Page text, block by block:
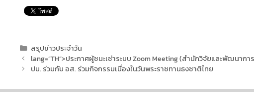
สรุปข่าวประจำวัน
lang=”TH”>ประกาศผู้ชนะเช่าระบบ Zoom Meeting (สำนักวิจัยและพัฒนากา
ปม. ร่วมกับ อส. ร่วมกิจกรรมเนื่องในวันพระราชทานธงชาติไทย